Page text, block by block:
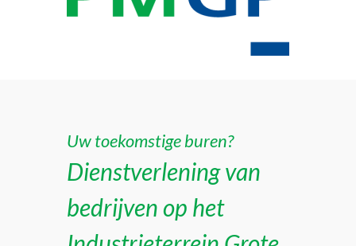
Uw toekomstige buren?
Dienstverlening van
bedrijven op het